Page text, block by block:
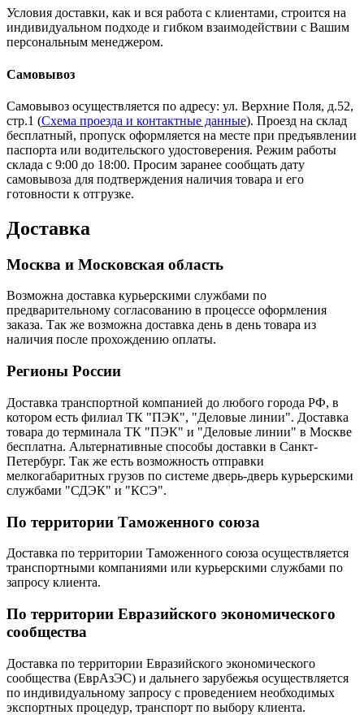
Условия доставки, как и вся работа с клиентами, строится на
индивидуальном подходе и гибком взаимодействии с Вашим
персональным менеджером.
Самовывоз
Самовывоз осуществляется по адресу: ул. Верхние Поля, д.52,
стр.1 (Схема проезда и контактные данные). Проезд на склад
бесплатный, пропуск оформляется на месте при предъявлении
паспорта или водительского удостоверения. Режим работы
склада с 9:00 до 18:00. Просим заранее сообщать дату
самовывоза для подтверждения наличия товара и его
готовности к отгрузке.
Доставка
Москва и Московская область
Возможна доставка курьерскими службами по
предварительному согласованию в процессе оформления
заказа. Так же возможна доставка день в день товара из
наличия после прохождению оплаты.
Регионы России
Доставка транспортной компанией до любого города РФ, в
котором есть филиал ТК "ПЭК", "Деловые линии". Доставка
товара до терминала ТК "ПЭК" и "Деловые линии" в Москве
бесплатна. Альтернативные способы доставки в Санкт-
Петербург. Так же есть возможность отправки
мелкогабаритных грузов по системе дверь-дверь курьерскими
службами "СДЭК" и "КСЭ".
По территории Таможенного союза
Доставка по территории Таможенного союза осуществляется
транспортными компаниями или курьерскими службами по
запросу клиента.
По территории Евразийского экономического
сообщества
Доставка по территории Евразийского экономического
сообщества (ЕврАзЭС) и дальнего зарубежья осуществляется
по индивидуальному запросу с проведением необходимых
экспортных процедур, транспорт по выбору клиента.